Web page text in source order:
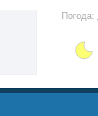
Погода: